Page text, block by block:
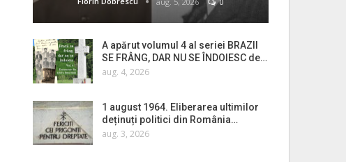
A apărut volumul 4 al seriei BRAZII
SE FRÂNG, DAR NU SE ÎNDOIESC de…
aug. 4, 2026
1 august 1964. Eliberarea ultimilor
deținuți politici din România…
aug. 3, 2026